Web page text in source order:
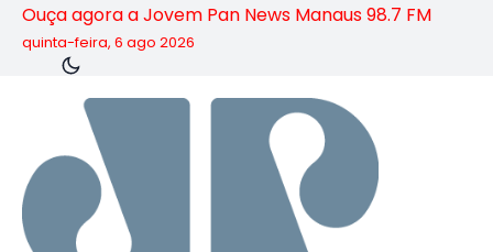
Ouça agora a Jovem Pan News Manaus 98.7 FM
quinta-feira, 6 ago 2026